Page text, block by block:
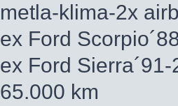
metla-klima-2x
ex Ford
ex Ford
65.000 km